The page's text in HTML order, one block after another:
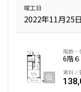
竣工日
2022年11月25日
6階